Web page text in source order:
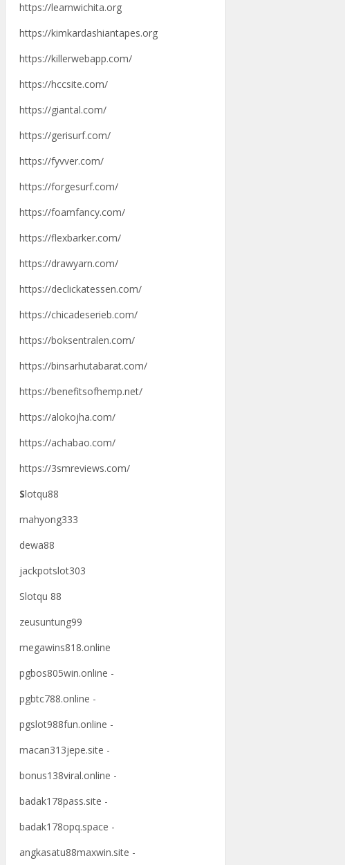
https://learnwichita.org
https://kimkardashiantapes.org
https://killerwebapp.com/
https://hccsite.com/
https://giantal.com/
https://gerisurf.com/
https://fyvver.com/
https://forgesurf.com/
https://foamfancy.com/
https://flexbarker.com/
https://drawyarn.com/
https://declickatessen.com/
https://chicadeserieb.com/
https://boksentralen.com/
https://binsarhutabarat.com/
https://benefitsofhemp.net/
https://alokojha.com/
https://achabao.com/
https://3smreviews.com/
Slotqu88
mahyong333
dewa88
jackpotslot303
Slotqu 88
zeusuntung99
megawins818.online
pgbos805win.online -
pgbtc788.online -
pgslot988fun.online -
macan313jepe.site -
bonus138viral.online -
badak178pass.site -
badak178opq.space -
angkasatu88maxwin.site -